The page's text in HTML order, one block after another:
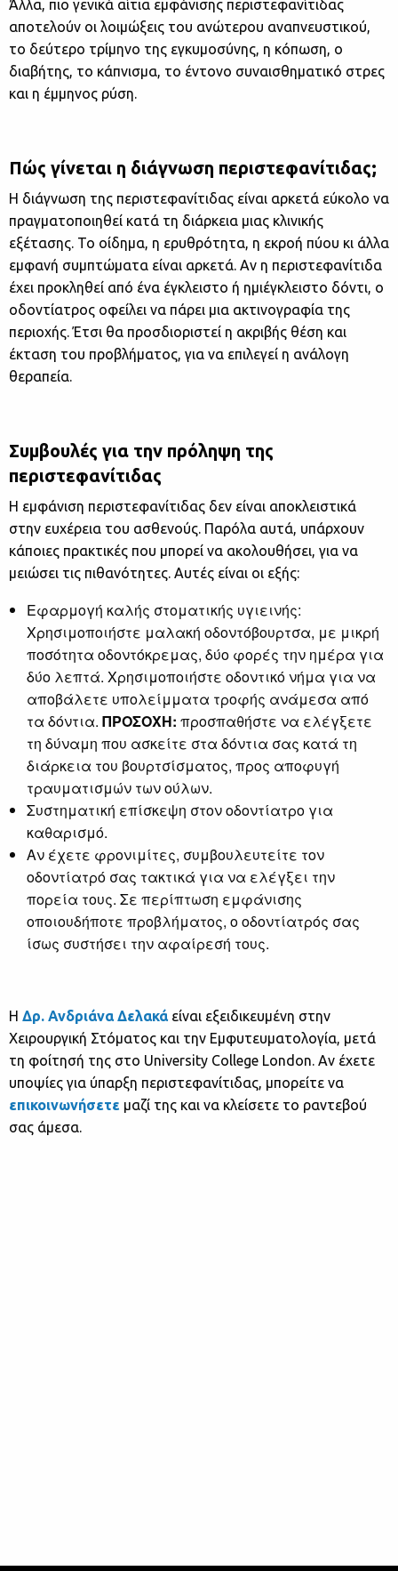
Άλλα, πιο γενικά αίτια εμφάνισης περιστεφανίτιδας
αποτελούν οι λοιμώξεις του ανώτερου αναπνευστικού,
το δεύτερο τρίμηνο της εγκυμοσύνης, η κόπωση, ο
διαβήτης, το κάπνισμα, το έντονο συναισθηματικό στρες
και η έμμηνος ρύση.
Πώς γίνεται η διάγνωση περιστεφανίτιδας;
Η διάγνωση της περιστεφανίτιδας είναι αρκετά εύκολο να
πραγματοποιηθεί κατά τη διάρκεια μιας κλινικής
εξέτασης. Το οίδημα, η ερυθρότητα, η εκροή πύου κι άλλα
εμφανή συμπτώματα είναι αρκετά. Αν η περιστεφανίτιδα
έχει προκληθεί από ένα έγκλειστο ή ημιέγκλειστο δόντι, ο
οδοντίατρος οφείλει να πάρει μια ακτινογραφία της
περιοχής. Έτσι θα προσδιοριστεί η ακριβής θέση και
έκταση του προβλήματος, για να επιλεγεί η ανάλογη
θεραπεία.
Συμβουλές για την πρόληψη της
περιστεφανίτιδας
Η εμφάνιση περιστεφανίτιδας δεν είναι αποκλειστικά
στην ευχέρεια του ασθενούς. Παρόλα αυτά, υπάρχουν
κάποιες πρακτικές που μπορεί να ακολουθήσει, για να
μειώσει τις πιθανότητες. Αυτές είναι οι εξής:
Εφαρμογή καλής στοματικής υγιεινής:
Χρησιμοποιήστε μαλακή οδοντόβουρτσα, με μικρή
ποσότητα οδοντόκρεμας, δύο φορές την ημέρα για
δύο λεπτά. Χρησιμοποιήστε οδοντικό νήμα για να
αποβάλετε υπολείμματα τροφής ανάμεσα από
τα δόντια. ΠΡΟΣΟΧΗ: προσπαθήστε να ελέγξετε
τη δύναμη που ασκείτε στα δόντια σας κατά τη
διάρκεια του βουρτσίσματος, προς αποφυγή
τραυματισμών των ούλων.
Συστηματική επίσκεψη στον οδοντίατρο για
καθαρισμό.
Αν έχετε φρονιμίτες, συμβουλευτείτε τον
οδοντίατρό σας τακτικά για να ελέγξει την
πορεία τους. Σε περίπτωση εμφάνισης
οποιουδήποτε προβλήματος, ο οδοντίατρός σας
ίσως συστήσει την αφαίρεσή τους.
Η Δρ. Ανδριάνα Δελακά είναι εξειδικευμένη στην
Χειρουργική Στόματος και την Εμφυτευματολογία, μετά
τη φοίτησή της στο University College London. Αν έχετε
υποψίες για ύπαρξη περιστεφανίτιδας, μπορείτε να
επικοινωνήσετε μαζί της και να κλείσετε το ραντεβού
σας άμεσα.